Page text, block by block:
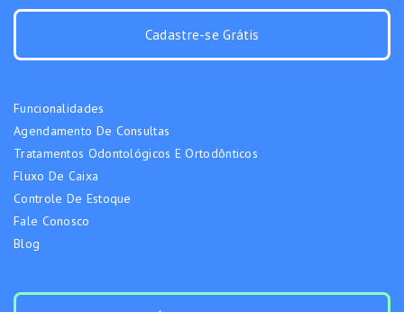
Cadastre-se Grátis
Funcionalidades
Agendamento De Consultas
Tratamentos Odontológicos E Ortodônticos
Fluxo De Caixa
Controle De Estoque
Fale Conosco
Blog